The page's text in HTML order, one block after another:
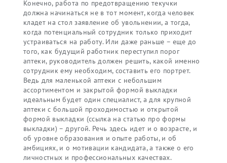
Конечно, работа по предотвращению текучки
должна начинаться не в тот момент, когда человек
кладет на стол заявление об увольнении, а тогда,
когда потенциальный сотрудник только приходит
устраиваться на работу. Или даже раньше – еще до
того, как будущий работник переступил порог
аптеки, руководитель должен решить, какой именно
сотрудник ему необходим, составить его портрет.
Ведь для маленькой аптеки с небольшим
ассортиментом и закрытой формой выкладки
идеальным будет один специалист, а для крупной
аптеки с большой проходимостью и открытой
формой выкладки (ссылка на статью про формы
выкладки) – другой. Речь здесь идет и о возрасте, и
об уровне образования и опыте работы, и об
амбициях, и о мотивации кандидата, а также о его
личностных и профессиональных качествах.